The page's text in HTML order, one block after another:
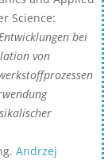
Science:
bei
von
Andrzej